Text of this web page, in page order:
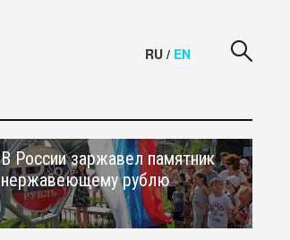
RU / EN
В России заржавел памятник
нержавеющему рублю